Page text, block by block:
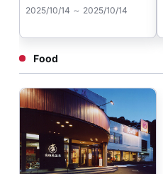
2025/10/14 ～ 2025/10/14
Food